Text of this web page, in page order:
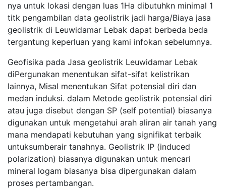
nya untuk lokasi dengan luas 1Ha dibutuhkn minimal 1
titk pengambilan data geolistrik jadi harga/Biaya jasa
geolistrik di Leuwidamar Lebak dapat berbeda beda
tergantung keperluan yang kami infokan sebelumnya.
Geofisika pada Jasa geolistrik Leuwidamar Lebak
diPergunakan menentukan sifat-sifat kelistrikan
lainnya, Misal menentukan Sifat potensial diri dan
medan induksi. dalam Metode geolistrik potensial diri
atau juga disebut dengan SP (self potential) biasanya
digunakan untuk mengetahui arah aliran air tanah yang
mana mendapati kebutuhan yang signifikat terbaik
untuksumberair tanahnya. Geolistrik IP (induced
polarization) biasanya digunakan untuk mencari
mineral logam biasanya bisa dipergunakan dalam
proses pertambangan.